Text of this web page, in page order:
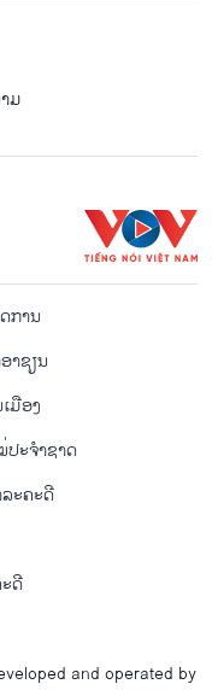
ມ
ການ
າຊຽນ
ມືອງ
ະຈຳຊາດ
ະຄະດີ
ດີ
and operated by